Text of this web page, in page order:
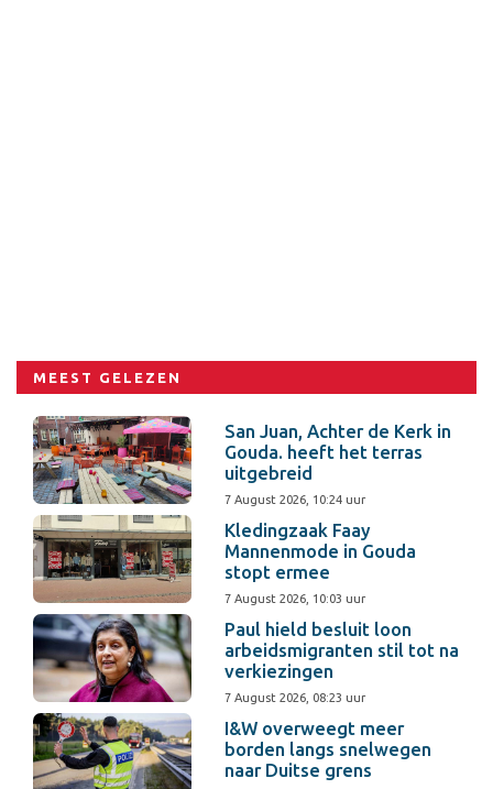
MEEST GELEZEN
San Juan, Achter de Kerk in
Gouda. heeft het terras
uitgebreid
7 August 2026, 10:24 uur
Kledingzaak Faay
Mannenmode in Gouda
stopt ermee
7 August 2026, 10:03 uur
Paul hield besluit loon
arbeidsmigranten stil tot na
verkiezingen
7 August 2026, 08:23 uur
I&W overweegt meer
borden langs snelwegen
naar Duitse grens